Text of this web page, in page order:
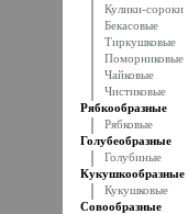
Кулики-сороки
Бекасовые
Тиркушковые
Поморниковые
Чайковые
Чистиковые
Рябкообразные
Рябковые
Голубеобразные
Голубиные
Кукушкообразные
Кукушковые
Совообразные